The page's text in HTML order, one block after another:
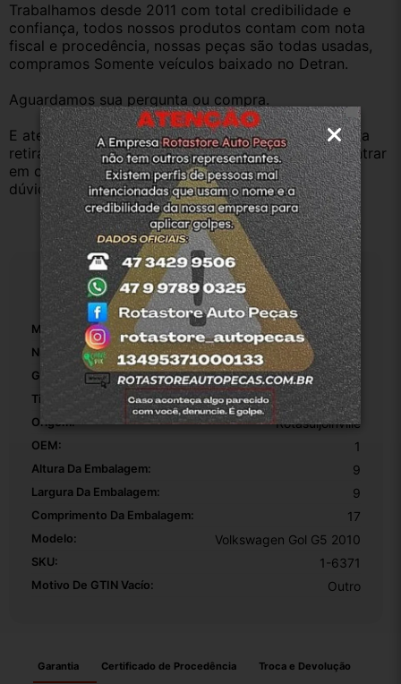
Trabalhamos desde 2011 com total credibilidade e
confiança, todos nossos produtos contam com nota
fiscal e procedência, nossas peças são todas usadas,
compramos Somente veículos baixado no Detran.
Aguardamos sua pergunta ou compra.
E atenderemos o quanto antes, caso o cliente prefira
retirar na nossa loja física também aceitamos, só entrar
em contato com a equipe Rotasul e tiramos suas
dúvidas.
Especificações
Marca: Volkswagen
Número De Peça: 5z0905851a
Gênero Do Conector: Macho
Tipo De Veículo: Carro/Caminhonete
Origem: Rotasuljoinville
OEM: 1
Altura Da Embalagem: 9
Largura Da Embalagem: 9
Comprimento Da Embalagem: 17
Modelo: Volkswagen Gol G5 2010
SKU: 1-6371
Motivo De GTIN Vacío: Outro
Garantia Certificado de Procedência Troca e Devolução